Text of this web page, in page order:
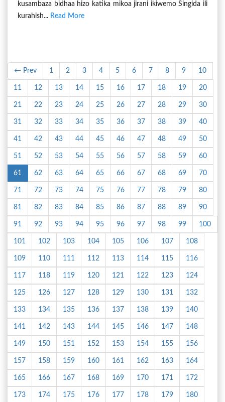
kusambaza bidhaa hizo katika mikoa jirani ikiwemo Singida ili
kurahish... Read More
← Prev 1 2 3 4 5 6 7 8 9 10
11 12 13 14 15 16 17 18 19 20
21 22 23 24 25 26 27 28 29 30
31 32 33 34 35 36 37 38 39 40
41 42 43 44 45 46 47 48 49 50
51 52 53 54 55 56 57 58 59 60
61 62 63 64 65 66 67 68 69 70
71 72 73 74 75 76 77 78 79 80
81 82 83 84 85 86 87 88 89 90
91 92 93 94 95 96 97 98 99 100
101 102 103 104 105 106 107 108
109 110 111 112 113 114 115 116
117 118 119 120 121 122 123 124
125 126 127 128 129 130 131 132
133 134 135 136 137 138 139 140
141 142 143 144 145 146 147 148
149 150 151 152 153 154 155 156
157 158 159 160 161 162 163 164
165 166 167 168 169 170 171 172
173 174 175 176 177 178 179 180